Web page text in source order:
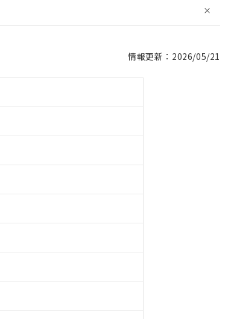
情報更新：2026/05/21